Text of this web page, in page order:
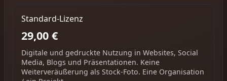
Standard-Lizenz
29,00 €
Digitale und gedruckte Nutzung in Websites, Social
Media, Blogs und Präsentationen. Keine
Weiterveräußerung als Stock-Foto. Eine Organisation